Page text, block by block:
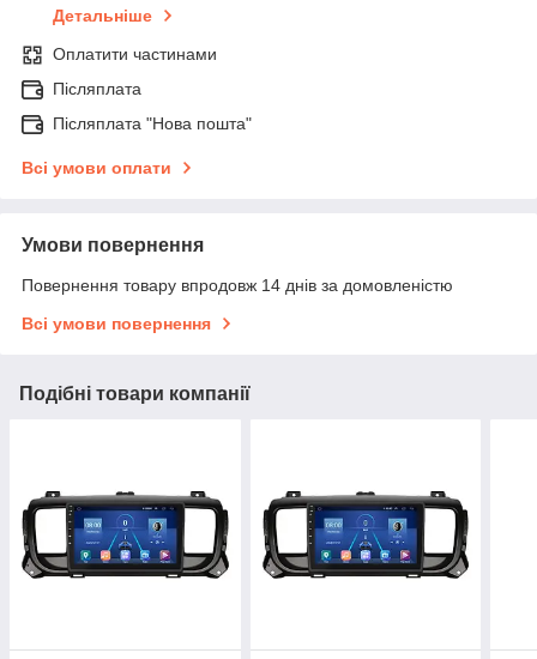
Детальніше
Оплатити частинами
Післяплата
Післяплата "Нова пошта"
Всі умови оплати
Умови повернення
Повернення товару впродовж 14 днів за домовленістю
Всі умови повернення
Подібні товари компанії